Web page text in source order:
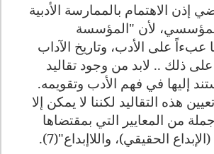
إذن الاهتمام بالممارسة الأدبية
لأن "المؤسسة
عبءاً على الأدب، وتاريخ الآداب
ذلك .. لابد من وجود تقاليد
إليها في فهم الأدب وتقويمه.
هذه التقاليد لكننا لا يمكن إلا
من المعايير التي بمقتضاها
الحقيقي)، واللاإبداع"(7).